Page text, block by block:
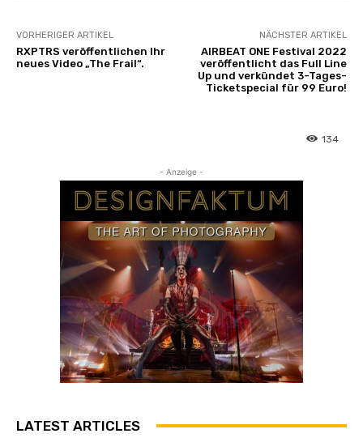
VORHERIGER ARTIKEL
RXPTRS veröffentlichen Ihr
neues Video „The Frail“.
NÄCHSTER ARTIKEL
AIRBEAT ONE Festival 2022
veröffentlicht das Full Line
Up und verkündet 3-Tages-
Ticketspecial für 99 Euro!
134
- Anzeige -
LATEST ARTICLES